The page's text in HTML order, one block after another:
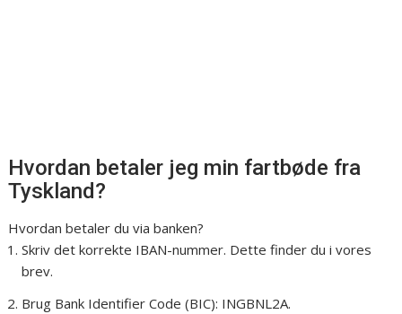
Hvordan betaler jeg min fartbøde fra
Tyskland?
Hvordan betaler du via banken?
Skriv det korrekte IBAN-nummer. Dette finder du i vores
brev.
Brug Bank Identifier Code (BIC): INGBNL2A.